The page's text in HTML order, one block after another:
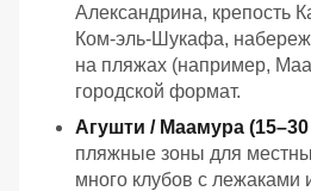
Александрина, крепость
Ком-эль-Шукафа,
на пляжах (например,
городской формат.
Агушти / Маамура
пляжные зоны для
много клубов с лежаками